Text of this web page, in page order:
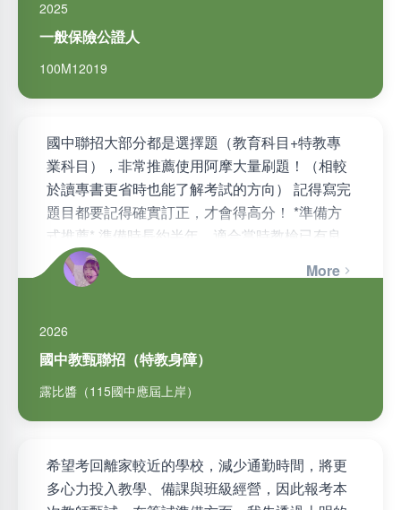
2025
一般保險公證人
100M12019
國中聯招大部分都是選擇題（教育科目+特教專
業科目），非常推薦使用阿摩大量刷題！（相較
於讀專書更省時也能了解考試的方向） 記得寫完
題目都要記得確實訂正，才會得高分！ *準備方
式推薦* 準備時長約半年，適合當時教檢已有良
好基礎的老師（平均…
More
2026
國中教甄聯招（特教身障）
露比醬（115國中應屆上岸）
希望考回離家較近的學校，減少通勤時間，將更
多心力投入教學、備課與班級經營，因此報考本